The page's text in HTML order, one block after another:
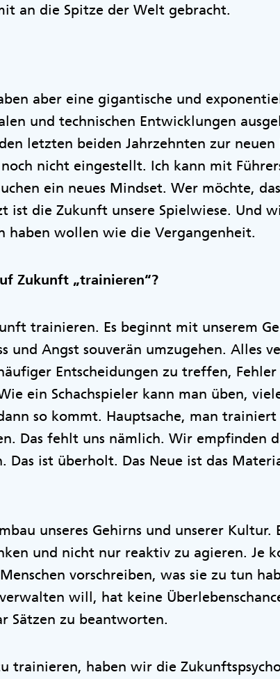
an die Spitze der Welt gebracht.
aber eine gigantische und
und technischen Entwicklungen
letzten beiden Jahrzehnten zur
nicht eingestellt. Ich kann mit
ein neues Mindset. Wer möchte,
ist die Zukunft unsere Spielwiese. Und
haben wollen wie die Vergangenheit.
Zukunft „trainieren“?
trainieren. Es beginnt mit unserem
und Angst souverän umzugehen. Alles
Entscheidungen zu treffen,
ein Schachspieler kann man üben,
so kommt. Hauptsache, man
Das fehlt uns nämlich. Wir empfinden
Das ist überholt. Das Neue ist das
unseres Gehirns und unserer Kultur.
und nicht nur reaktiv zu agieren. Je
vorschreiben, was sie zu tun
will, hat keine
Sätzen zu beantworten.
trainieren, haben wir die